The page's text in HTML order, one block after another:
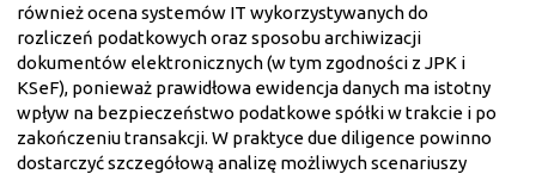
również ocena systemów IT wykorzystywanych do
rozliczeń podatkowych oraz sposobu archiwizacji
dokumentów elektronicznych (w tym zgodności z JPK i
KSeF), ponieważ prawidłowa ewidencja danych ma istotny
wpływ na bezpieczeństwo podatkowe spółki w trakcie i po
zakończeniu transakcji. W praktyce due diligence powinno
dostarczyć szczegółową analizę możliwych scenariuszy